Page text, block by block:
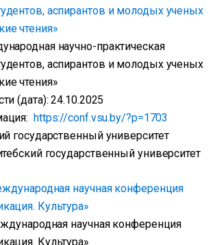
аспирантов и молодых ученых
чтения»
научно-практическая
аспирантов и молодых ученых
чтения»
(дата): 24.10.2025
https://conf.vsu.by/?p=1703
государственный университет
государственный университет
научная конференция
Культура»
научная конференция
Культура»